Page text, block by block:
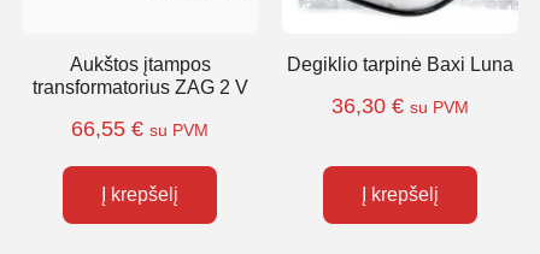
Aukštos įtampos
transformatorius ZAG 2 V
66,55 € su PVM
Į krepšelį
Degiklio tarpinė Baxi Luna
36,30 € su PVM
Į krepšelį